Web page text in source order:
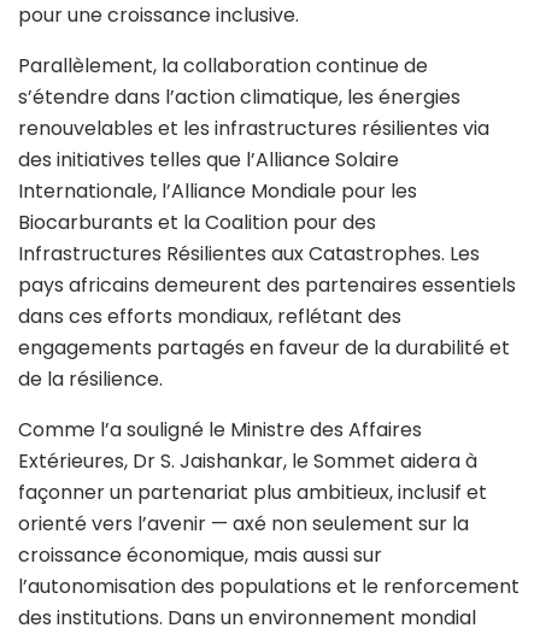
pour une croissance inclusive.
Parallèlement, la collaboration continue de
s’étendre dans l’action climatique, les énergies
renouvelables et les infrastructures résilientes via
des initiatives telles que l’Alliance Solaire
Internationale, l’Alliance Mondiale pour les
Biocarburants et la Coalition pour des
Infrastructures Résilientes aux Catastrophes. Les
pays africains demeurent des partenaires essentiels
dans ces efforts mondiaux, reflétant des
engagements partagés en faveur de la durabilité et
de la résilience.
Comme l’a souligné le Ministre des Affaires
Extérieures, Dr S. Jaishankar, le Sommet aidera à
façonner un partenariat plus ambitieux, inclusif et
orienté vers l’avenir — axé non seulement sur la
croissance économique, mais aussi sur
l’autonomisation des populations et le renforcement
des institutions. Dans un environnement mondial